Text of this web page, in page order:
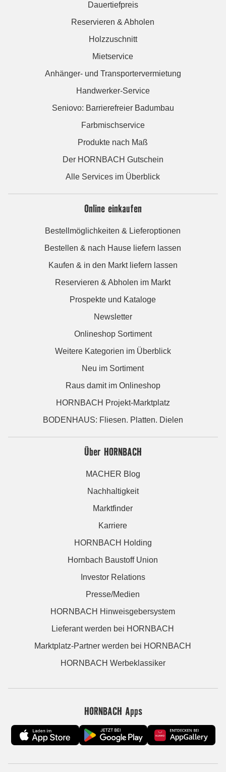
Dauertiefpreis
Reservieren & Abholen
Holzzuschnitt
Mietservice
Anhänger- und Transportervermietung
Handwerker-Service
Seniovo: Barrierefreier Badumbau
Farbmischservice
Produkte nach Maß
Der HORNBACH Gutschein
Alle Services im Überblick
Online einkaufen
Bestellmöglichkeiten & Lieferoptionen
Bestellen & nach Hause liefern lassen
Kaufen & in den Markt liefern lassen
Reservieren & Abholen im Markt
Prospekte und Kataloge
Newsletter
Onlineshop Sortiment
Weitere Kategorien im Überblick
Neu im Sortiment
Raus damit im Onlineshop
HORNBACH Projekt-Marktplatz
BODENHAUS: Fliesen. Platten. Dielen
Über HORNBACH
MACHER Blog
Nachhaltigkeit
Marktfinder
Karriere
HORNBACH Holding
Hornbach Baustoff Union
Investor Relations
Presse/Medien
HORNBACH Hinweisgebersystem
Lieferant werden bei HORNBACH
Marktplatz-Partner werden bei HORNBACH
HORNBACH Werbeklassiker
HORNBACH Apps